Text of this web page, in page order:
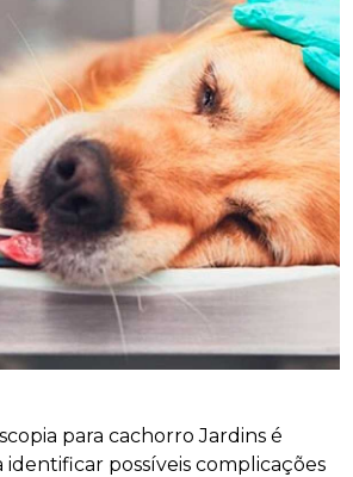
para cachorro Jardins é
identificar possíveis complicações